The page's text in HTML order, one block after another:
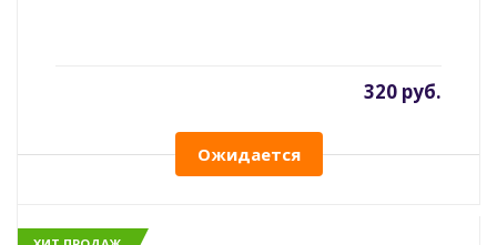
320 руб.
Ожидается